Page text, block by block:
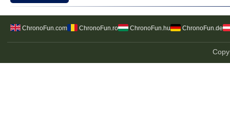
ChronoFun.com ChronoFun.ro ChronoFun.hu ChronoFun.de